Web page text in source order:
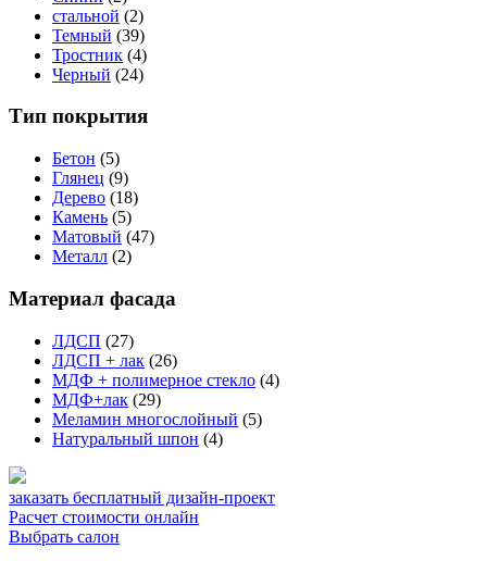
стальной (2)
Темный (39)
Тростник (4)
Черный (24)
Тип покрытия
Бетон (5)
Глянец (9)
Дерево (18)
Камень (5)
Матовый (47)
Металл (2)
Материал фасада
ЛДСП (27)
ЛДСП + лак (26)
МДФ + полимерное стекло (4)
МДФ+лак (29)
Меламин многослойный (5)
Натуральный шпон (4)
заказать бесплатный дизайн-проект
Расчет стоимости онлайн
Выбрать салон